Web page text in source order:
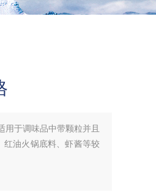
用于调味品中带颗粒并且
红油火锅底料、虾酱等较